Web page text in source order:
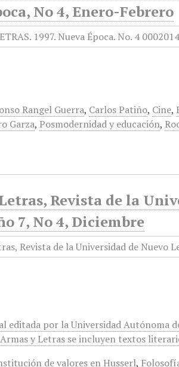
No 4, Enero-Febrero
Rangel Guerra, Carlos Patiño, Cine,
Garza, Posmodernidad y educación,
Revista de la
7, No 4, Diciembre
editada por la Universidad Autónoma
y Letras se incluyen textos
de valores en Husserl,